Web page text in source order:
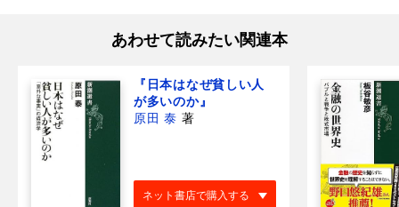
あわせて読みたい関連本
『日本はなぜ貧しい人
が多いのか』
原田 泰 著
ネット書店で購入する